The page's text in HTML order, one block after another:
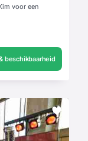
voor een
beschikbaarheid